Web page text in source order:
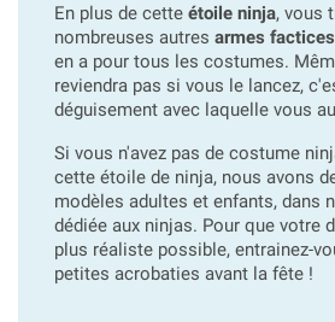
En plus de cette étoile ninja, vous
nombreuses autres armes factices
en a pour tous les costumes.
reviendra pas si vous le lancez,
déguisement avec laquelle vous
Si vous n'avez pas de costume
cette étoile de ninja, nous avons
modèles adultes et enfants, dans
dédiée aux ninjas. Pour que votre
plus réaliste possible, entrainez-
petites acrobaties avant la fête !